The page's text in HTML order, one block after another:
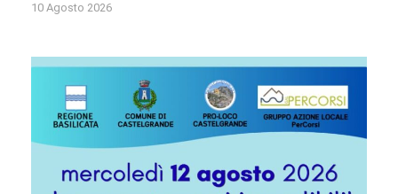
10 Agosto 2026